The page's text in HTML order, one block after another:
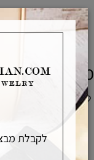
מוצרים
לקבלת